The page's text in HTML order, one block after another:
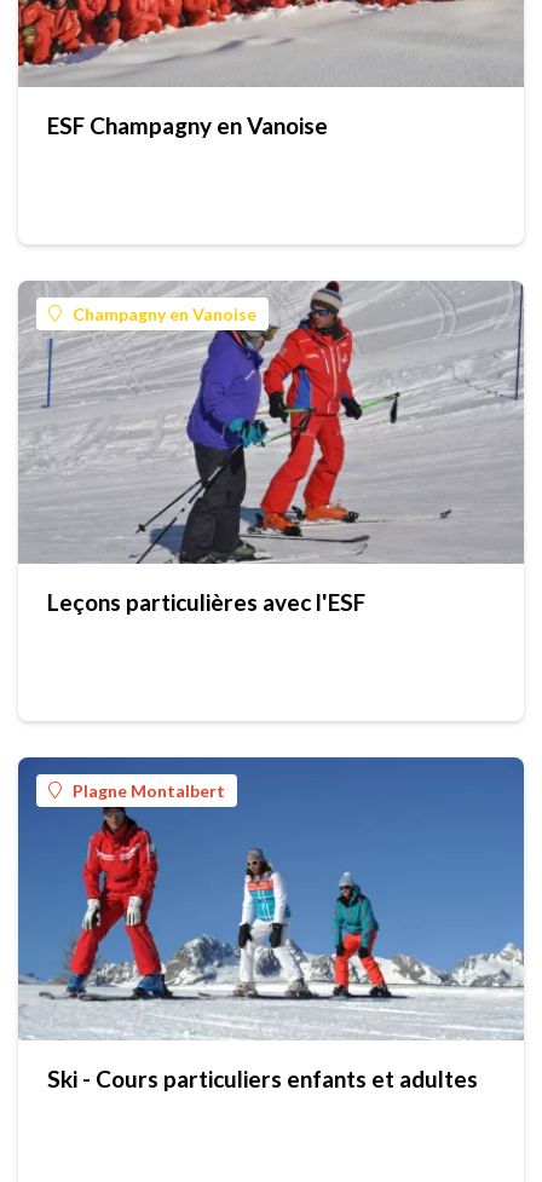
ESF Champagny en Vanoise
Champagny en Vanoise
Leçons particulières avec l'ESF
Plagne Montalbert
Ski - Cours particuliers enfants et adultes